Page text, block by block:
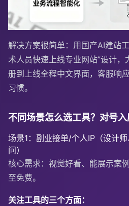
解决方案很简单：用国产AI建站
术人员快速上线专业网站”设计
册到上线全程中文界面，客服响
习惯。
不同场景怎么选工具？对号入
场景1：副业接单/个人IP（设计
问）
核心需求：视觉好看、能展示案
至免费。
关注工具的三个方面：